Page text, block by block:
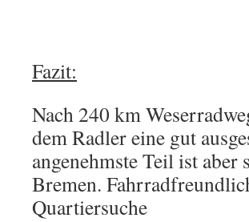
Fazit:
Nach 240 km
dem Radler eine gut
angenehmste Teil ist
Bremen.
Quartiersuche